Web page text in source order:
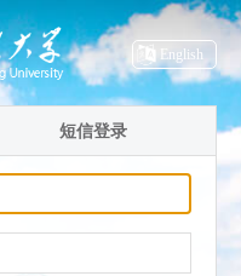
English
短信登录